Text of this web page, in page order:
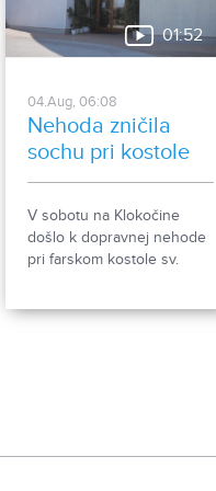
starostlivosti počas
horúčav.
01:52
04.Aug, 06:08
Nehoda zničila
sochu pri kostole
V sobotu na Klokočine
došlo k dopravnej nehode
pri farskom kostole sv.